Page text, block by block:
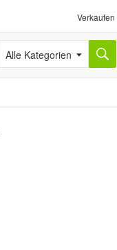
Verkaufen
Alle Kategorien